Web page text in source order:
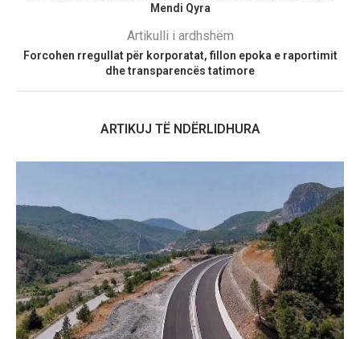
Mendi Qyra
Artikulli i ardhshëm
Forcohen rregullat për korporatat, fillon epoka e raportimit
dhe transparencës tatimore
ARTIKUJ TË NDËRLIDHURA